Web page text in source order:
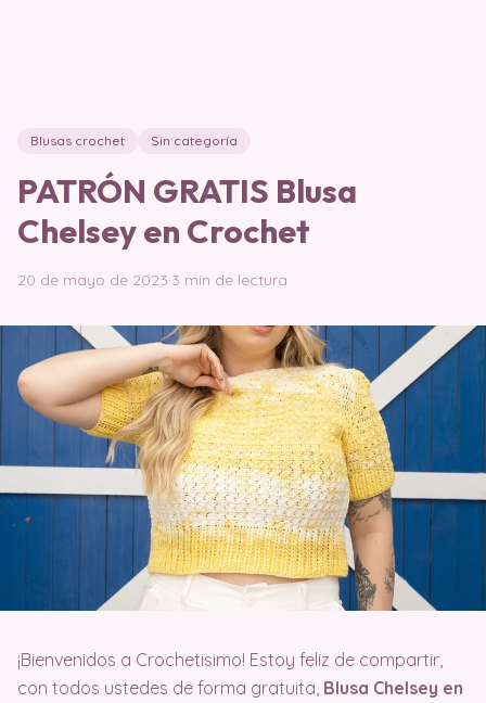
Blusas crochet Sin categoría
PATRÓN GRATIS Blusa
Chelsey en Crochet
20 de mayo de 2023·3 min de lectura
¡Bienvenidos a Crochetisimo! Estoy feliz de compartir,
con todos ustedes de forma gratuita, Blusa Chelsey en